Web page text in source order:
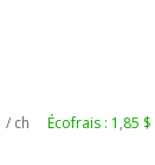
/ ch Écofrais : 1,85 $